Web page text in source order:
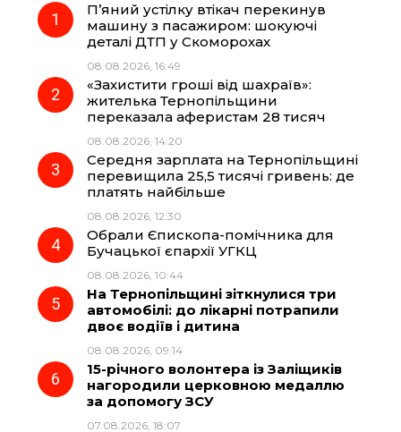
e
o
k
e
r
a
m
t
П’яний устілку втікач перекинув
машину з пасажиром: шокуючі
деталі ДТП у Скоморохах
08.08.2026, 16:49
«Захистити гроші від шахраїв»:
жителька Тернопільщини
переказала аферистам 28 тисяч
08.08.2026, 14:20
Середня зарплата на Тернопільщині
перевищила 25,5 тисячі гривень: де
платять найбільше
08.08.2026, 12:30
Обрали Єпископа-помічника для
Бучацької єпархії УГКЦ
08.08.2026, 10:44
На Тернопільщині зіткнулися три
автомобілі: до лікарні потрапили
двоє водіїв і дитина
08.08.2026, 09:14
15-річного волонтера із Заліщиків
нагородили церковною медаллю
за допомогу ЗСУ
07.08.2026, 18:07